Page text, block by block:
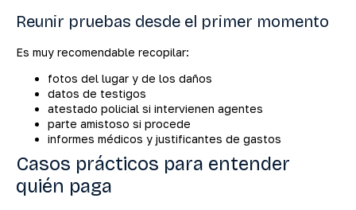
Reunir pruebas desde el primer momento
Es muy recomendable recopilar:
fotos del lugar y de los daños
datos de testigos
atestado policial si intervienen agentes
parte amistoso si procede
informes médicos y justificantes de gastos
Casos prácticos para entender
quién paga